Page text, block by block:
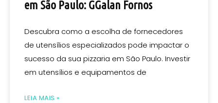
em São Paulo: GGalan Fornos
Descubra como a escolha de fornecedores
de utensílios especializados pode impactar o
sucesso da sua pizzaria em São Paulo. Investir
em utensílios e equipamentos de
LEIA MAIS »